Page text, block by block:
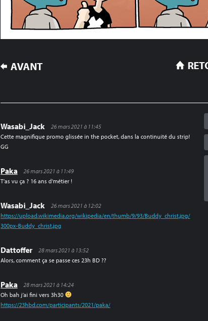
NAVIGATION
AVANT
Wasabi_Jack
26 mars 2021 à 11:45
Cette magnifique promo glissée in the pocket, dans la continuité du strip!
GG
Paka
26 mars 2021 à 11:49
T’as vu ça ? 16 ans d’métier !
Wasabi_Jack
26 mars 2021 à 12:02
https://upload.wikimedia.org/wikipedia/en/thumb/9/93/Buddy_christ.jpg/
300px-Buddy_christ.jpg
Dattoffer
28 mars 2021 à 13:52
Alors, comment ça se passe ces 23h BD ??
Paka
28 mars 2021 à 14:24
Oh bah j’ai fini vers 3h30
https://23hbd.com/participants/2021/paka/